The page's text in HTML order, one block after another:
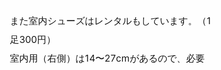
また室内シューズはレンタルもしています。（1
足300円）
室内用（右側）は14〜27cmがあるので、必要